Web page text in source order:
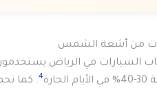
من أشعة الشمس
4. كما